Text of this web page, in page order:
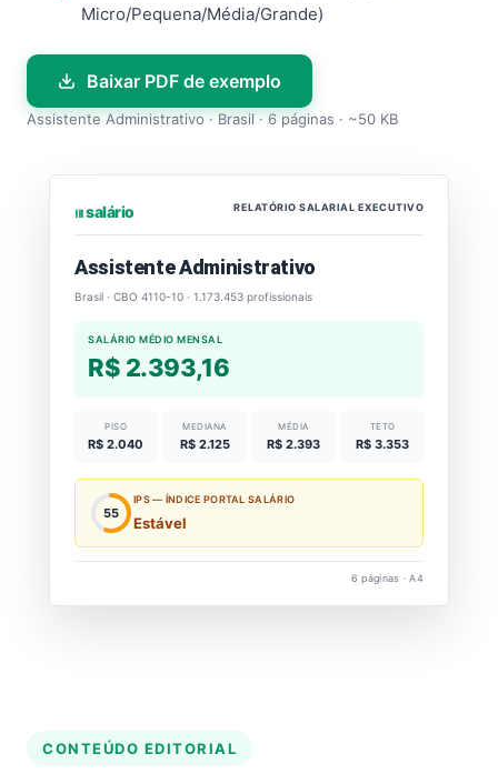
Micro/Pequena/Média/Grande)
Baixar PDF de exemplo
Assistente Administrativo · Brasil · 6 páginas · ~50 KB
⏐⏐⏐ salário RELATÓRIO SALARIAL EXECUTIVO
Assistente Administrativo
Brasil · CBO 4110-10 · 1.173.453 profissionais
SALÁRIO MÉDIO MENSAL
R$ 2.393,16
PISO
R$ 2.040
MEDIANA
R$ 2.125
MÉDIA
R$ 2.393
TETO
R$ 3.353
55
IPS — ÍNDICE PORTAL SALÁRIO
Estável
6 páginas · A4
CONTEÚDO EDITORIAL